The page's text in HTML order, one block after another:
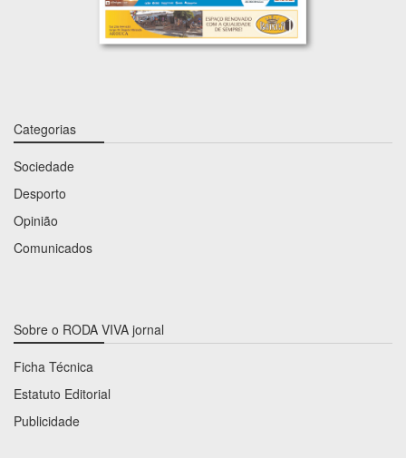
Categorias
Sociedade
Desporto
Opinião
Comunicados
Sobre o RODA VIVA jornal
Ficha Técnica
Estatuto Editorial
Publicidade